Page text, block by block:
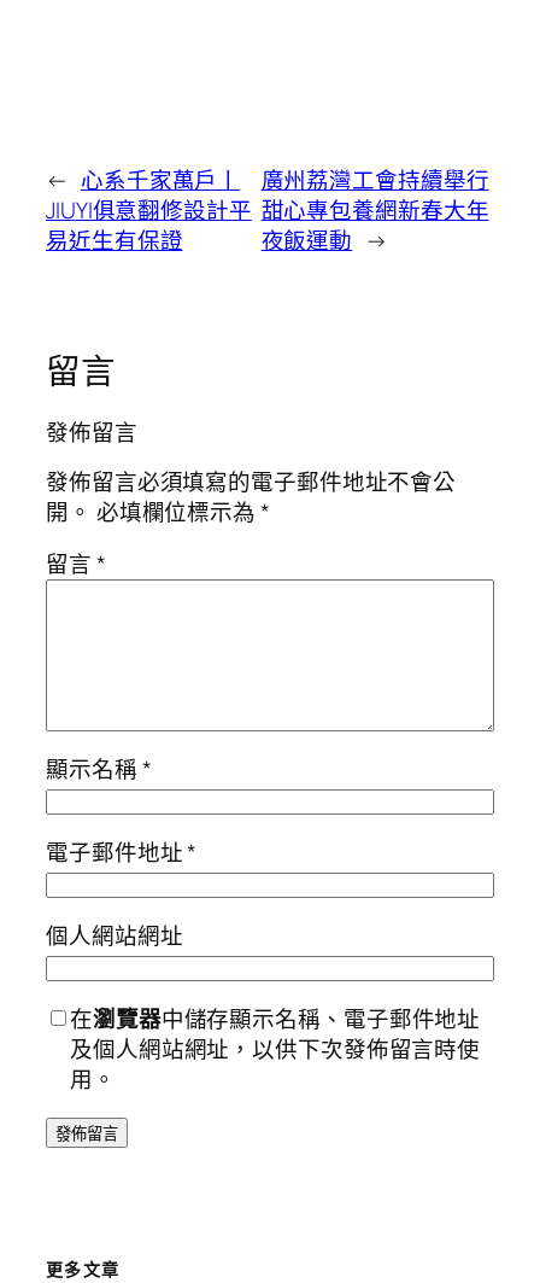
← 心系千家萬戶丨
JIUYI俱意翻修設計平
易近生有保證
廣州荔灣工會持續舉行
甜心專包養網新春大年
夜飯運動 →
留言
發佈留言
發佈留言必須填寫的電子郵件地址不會公
開。 必填欄位標示為*
留言*
顯示名稱*
電子郵件地址*
個人網站網址
在瀏覽器中儲存顯示名稱、電子郵件地址
及個人網站網址，以供下次發佈留言時使
用。
更多文章